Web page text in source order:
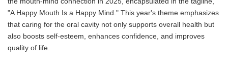
"A Happy Mouth Is a Happy Mind." This year's theme emphasizes
that caring for the oral cavity not only supports overall health but
also boosts self-esteem, enhances confidence, and improves
quality of life.